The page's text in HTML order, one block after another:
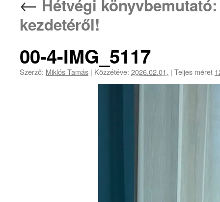
Hétvégi
kezdetéről!
00-4-IMG_5117
Szerző: Miklós Tamás | Közzétéve: 2026.02.01. | Teljes méret